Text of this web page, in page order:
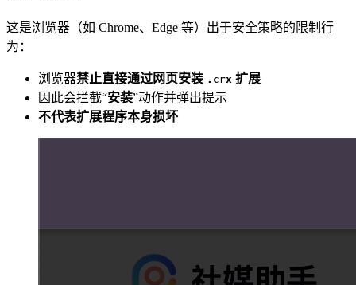
这是浏览器（如 Chrome、Edge 等）出于安全策略的限制行
为：
浏览器禁止直接通过网页安装 .crx 扩展
因此会拦截“安装”动作并弹出提示
不代表扩展程序本身损坏